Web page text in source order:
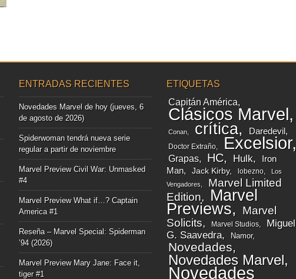
ENTRADAS RECIENTES
Novedades Marvel de hoy (jueves, 6
de agosto de 2026)
Spiderwoman tendrá nueva serie
regular a partir de noviembre
Marvel Preview Civil War: Unmasked
#4
Marvel Preview What if…? Captain
America #1
Reseña – Marvel Special: Spiderman
’94 (2026)
Marvel Preview Mary Jane: Face it,
tiger #1
ETIQUETAS
Capitán América
Clásicos Marvel
Conan crítica Daredevil
Doctor Extraño Excelsior
Grapas HC Hulk
Iron
Man
Jack Kirby lobezno
Los
Vengadores
Marvel Limited
Edition
Marvel
Previews
Marvel
Solicits
Marvel Studios
Miguel
G. Saavedra
Namor
Novedades
Novedades Marvel
Novedades